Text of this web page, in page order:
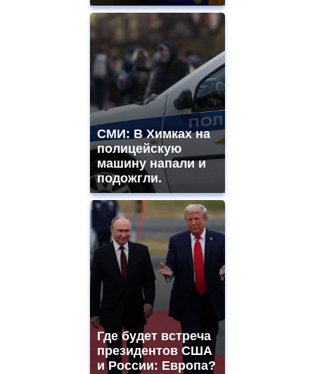
СМИ: В Химках на
полицейскую
машину напали и
подожгли.
Где будет встреча
президентов США
и России: Европа?